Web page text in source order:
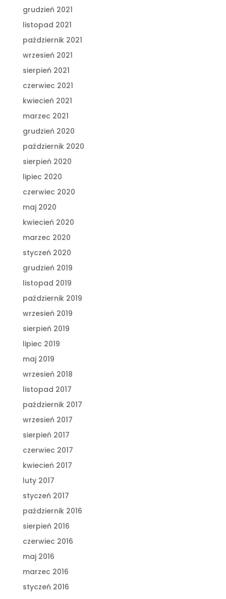
grudzień 2021
listopad 2021
październik 2021
wrzesień 2021
sierpień 2021
czerwiec 2021
kwiecień 2021
marzec 2021
grudzień 2020
październik 2020
sierpień 2020
lipiec 2020
czerwiec 2020
maj 2020
kwiecień 2020
marzec 2020
styczeń 2020
grudzień 2019
listopad 2019
październik 2019
wrzesień 2019
sierpień 2019
lipiec 2019
maj 2019
wrzesień 2018
listopad 2017
październik 2017
wrzesień 2017
sierpień 2017
czerwiec 2017
kwiecień 2017
luty 2017
styczeń 2017
październik 2016
sierpień 2016
czerwiec 2016
maj 2016
marzec 2016
styczeń 2016